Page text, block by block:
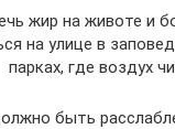
жир на животе и
на улице в
парках, где воздух
быть